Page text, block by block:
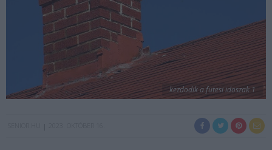
kezdodik a futesi idoszak 1